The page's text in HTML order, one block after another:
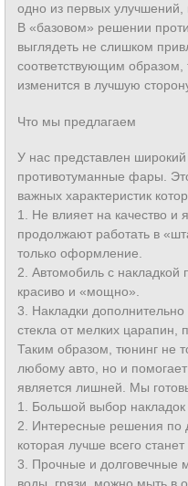
одно из первых улучшений,
В «базовом» решении
выглядеть не слишком
соответствующим образом,
изменится в лучшую
Что мы предлагаем
У нас представлен
противотуманные фары.
важных характеристик
1. Не влияет на качество и
продолжают работать в
только оформление.
2. Автомобиль с накладкой
красиво и «мощно».
3. Накладки
стекла от мелких царапин,
Таким образом, тюнинг не
любому авто, но и
является лишней. Мы
1. Большой выбор
2. Интересные решения по
которая лучше всего
3. Прочные и долговечные